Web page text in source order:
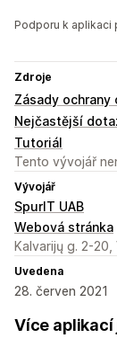
Podporu k aplikaci
Zdroje
Zásady ochrany
Nejčastější
Tutoriál
Tento vývojář
Vývojář
SpurIT UAB
Webová stránka
Kalvarijų g. 2-
Uvedena
28. červen 2021
Více aplikací